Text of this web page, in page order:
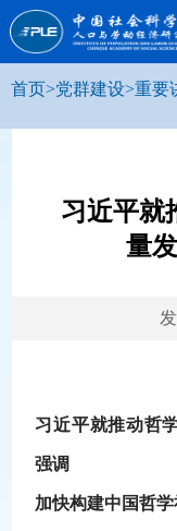
首页>党群建设>重要
习近平就
量
习近平就推动哲
强调
加快构建中国哲